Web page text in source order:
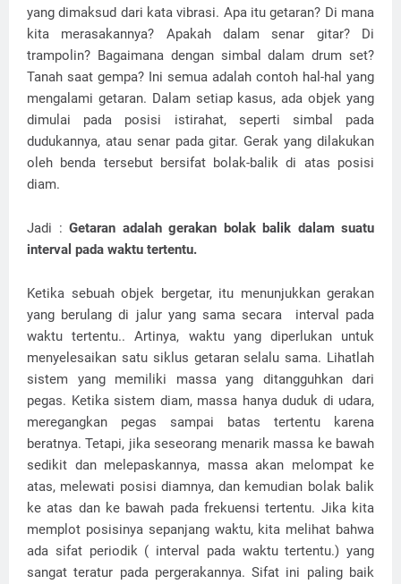
yang dimaksud dari kata vibrasi. Apa itu getaran? Di mana
kita merasakannya? Apakah dalam senar gitar? Di
trampolin? Bagaimana dengan simbal dalam drum set?
Tanah saat gempa? Ini semua adalah contoh hal-hal yang
mengalami getaran. Dalam setiap kasus, ada objek yang
dimulai pada posisi istirahat, seperti simbal pada
dudukannya, atau senar pada gitar. Gerak yang dilakukan
oleh benda tersebut bersifat bolak-balik di atas posisi
diam.
Jadi : Getaran adalah gerakan bolak balik dalam suatu
interval pada waktu tertentu.
Ketika sebuah objek bergetar, itu menunjukkan gerakan
yang berulang di jalur yang sama secara
interval pada
waktu tertentu.. Artinya, waktu yang diperlukan untuk
menyelesaikan satu siklus getaran selalu sama. Lihatlah
sistem yang memiliki massa yang ditangguhkan dari
pegas. Ketika sistem diam, massa hanya duduk di udara,
meregangkan pegas sampai batas tertentu karena
beratnya. Tetapi, jika seseorang menarik massa ke bawah
sedikit dan melepaskannya, massa akan melompat ke
atas, melewati posisi diamnya, dan kemudian bolak balik
ke atas dan ke bawah pada frekuensi tertentu. Jika kita
memplot posisinya sepanjang waktu, kita melihat bahwa
ada sifat periodik ( interval pada waktu tertentu.) yang
sangat teratur pada pergerakannya. Sifat ini paling baik